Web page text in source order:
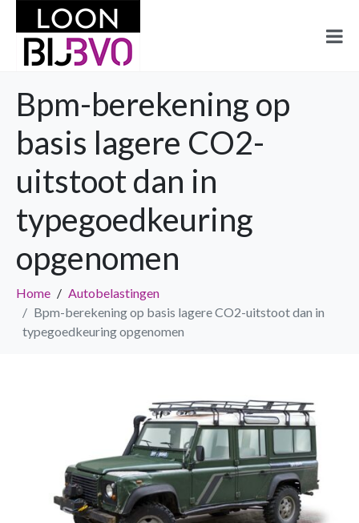
Bpm-berekening op
basis lagere CO2-
uitstoot dan in
typegoedkeuring
opgenomen
Home
Autobelastingen
Bpm-berekening op basis lagere CO2-uitstoot dan in
typegoedkeuring opgenomen